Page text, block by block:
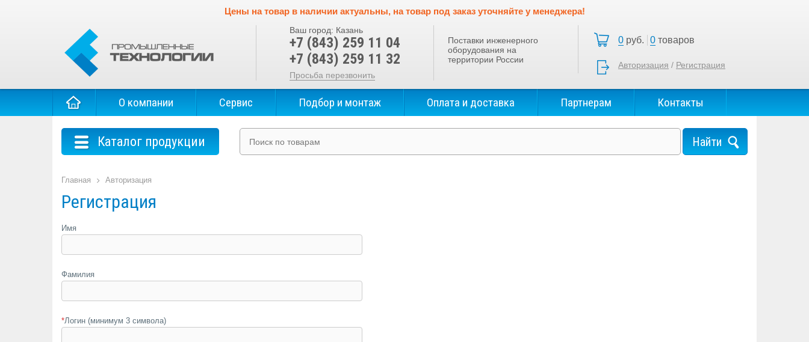
Цены на товар в наличии актуальны, на товар под заказ уточняйте у менеджера!
Ваш город: Казань
+7 (843) 259 11 04
+7 (843) 259 11 32
Просьба перезвонить
Поставки инженерного
оборудования на
территории России
0 руб. 0 товаров
Авторизация / Регистрация
О компании Сервис Подбор и монтаж Оплата и доставка Партнерам Контакты
Каталог продукции
Главная Авторизация
Регистрация
Имя
Фамилия
*Логин (минимум 3 символа)